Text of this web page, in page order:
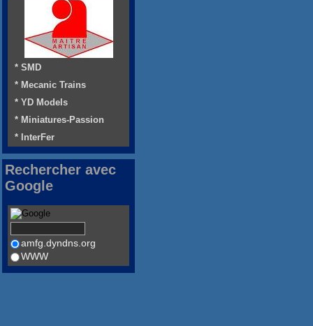
* SMD
* Mecanic Trains
* YD Models
* Miniatures-Passion
* InterFer
Rechercher avec
Google
amfg.dyndns.org
WWW